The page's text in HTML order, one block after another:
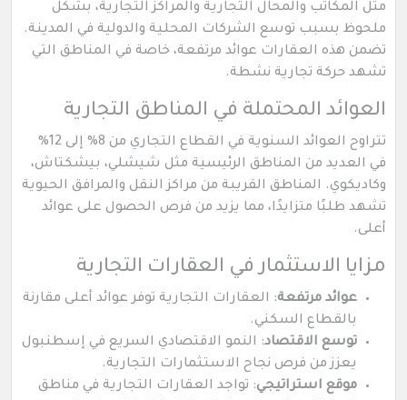
مثل المكاتب والمحال التجارية والمراكز التجارية، بشكل
ملحوظ بسبب توسع الشركات المحلية والدولية في المدينة.
تضمن هذه العقارات عوائد مرتفعة، خاصة في المناطق التي
تشهد حركة تجارية نشطة.
العوائد المحتملة في المناطق التجارية
تتراوح العوائد السنوية في القطاع التجاري من 8% إلى 12%
في العديد من المناطق الرئيسية مثل شيشلي، بيشكتاش،
وكاديكوي. المناطق القريبة من مراكز النقل والمرافق الحيوية
تشهد طلبًا متزايدًا، مما يزيد من فرص الحصول على عوائد
أعلى.
مزايا الاستثمار في العقارات التجارية
عوائد مرتفعة: العقارات التجارية توفر عوائد أعلى مقارنة
بالقطاع السكني.
توسع الاقتصاد: النمو الاقتصادي السريع في إسطنبول
يعزز من فرص نجاح الاستثمارات التجارية.
موقع استراتيجي: تواجد العقارات التجارية في مناطق